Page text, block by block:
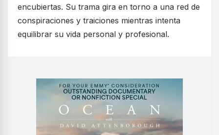
encubiertas. Su trama gira en torno a una red de
conspiraciones y traiciones mientras intenta
equilibrar su vida personal y profesional.